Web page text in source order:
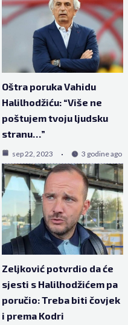
Oštra poruka Vahidu
Halilhodžiću: “Više ne
poštujem tvoju ljudsku
stranu…”
sep 22, 2023 3 godine ago
Zeljković potvrdio da će
sjesti s Halilhodžićem pa
poručio: Treba biti čovjek
i prema Kodri